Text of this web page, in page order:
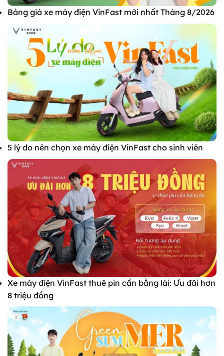
Bảng giá xe máy điện VinFast mới nhất Tháng 8/2026
5 lý do nên chọn xe máy điện VinFast cho sinh viên
Xe máy điện VinFast thuê pin cần bằng lái: Ưu đãi hơn
8 triệu đồng